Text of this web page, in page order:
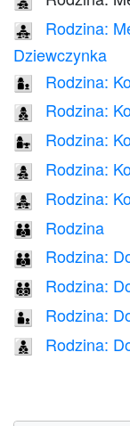
👨‍👧‍👧
Rodzina:
Dziewczynka
👩‍👦 Rodzina:
👩‍👦‍👦 Rodzina:
👩‍👧 Rodzina:
👩‍👧‍👦 Rodzina:
👩‍👧‍👧 Rodzina:
👪 Rodzina
🧑‍🧑‍🧒 Rodzina:
🧑‍🧑‍🧒‍🧒 Rodzina:
🧑‍🧒 Rodzina:
🧑‍🧒‍🧒 Rodzina: